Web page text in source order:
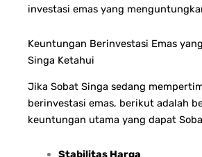
investasi emas yang
Keuntungan Berinvestasi Emas
Singa Ketahui
Jika Sobat Singa sedang
berinvestasi emas, berikut adalah
keuntungan utama yang dapat
Stabilitas Harga